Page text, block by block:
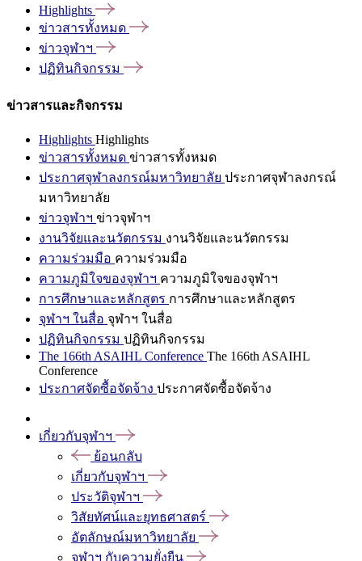
Highlights
ข่าวสารทั้งหมด
ข่าวจุฬาฯ
ปฏิทินกิจกรรม
ข่าวสารและกิจกรรม
Highlights Highlights
ข่าวสารทั้งหมด ข่าวสารทั้งหมด
ประกาศจุฬาลงกรณ์มหาวิทยาลัย ประกาศจุฬาลงกรณ์
มหาวิทยาลัย
ข่าวจุฬาฯ ข่าวจุฬาฯ
งานวิจัยและนวัตกรรม งานวิจัยและนวัตกรรม
ความร่วมมือ ความร่วมมือ
ความภูมิใจของจุฬาฯ ความภูมิใจของจุฬาฯ
การศึกษาและหลักสูตร การศึกษาและหลักสูตร
จุฬาฯ ในสื่อ จุฬาฯ ในสื่อ
ปฏิทินกิจกรรม ปฏิทินกิจกรรม
The 166th ASAIHL Conference The 166th ASAIHL
Conference
ประกาศจัดซื้อจัดจ้าง ประกาศจัดซื้อจัดจ้าง
เกี่ยวกับจุฬาฯ
ย้อนกลับ
เกี่ยวกับจุฬาฯ
ประวัติจุฬาฯ
วิสัยทัศน์และยุทธศาสตร์
อัตลักษณ์มหาวิทยาลัย
จุฬาฯ กับความยั่งยืน